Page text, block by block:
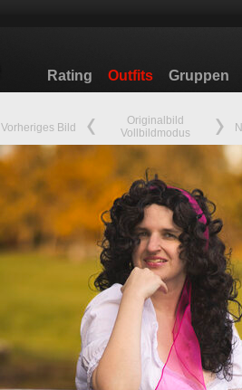
Rating Outfits Gruppen
Vorheriges Bild
Originalbild
Vollbildmodus